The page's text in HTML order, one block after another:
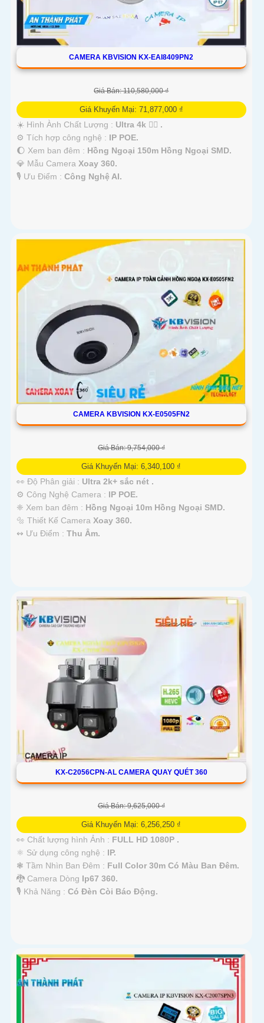
CAMERA KBVISION KX-EAI8409PN2
Giá Bán: 110,580,000 ₫
Giá Khuyến Mại: 71,877,000 ₫
☀️ Hình Ành Chất Lượng : Ultra 4k 👍🏾 .
⚙ Tích hợp công nghệ : IP POE.
🌔 Xem ban đêm : Hồng Ngoại 150m Hồng Ngoại SMD.
💎 Mẫu Camera Xoay 360.
️🎙 Ưu Điểm : Công Nghệ AI.
CAMERA KBVISION KX-E0505FN2
Giá Bán: 9,754,000 ₫
Giá Khuyến Mại: 6,340,100 ₫
👀 Độ Phân giải : Ultra 2k+ sắc nét .
⚙ Công Nghệ Camera : IP POE.
❈ Xem ban đêm : Hồng Ngoại 10m Hồng Ngoại SMD.
🔩 Thiết Kế Camera Xoay 360.
️↭ Ưu Điểm : Thu Âm.
KX-C2056CPN-AL CAMERA QUAY QUÉT 360
Giá Bán: 9,625,000 ₫
Giá Khuyến Mại: 6,256,250 ₫
👀 Chất lượng hình Ảnh : FULL HD 1080P .
⚛️ Sử dụng công nghệ : IP.
❃ Tầm Nhìn Ban Đêm : Full Color 30m Có Màu Ban Ðêm.
🐉️ Camera Dòng Ip67 360.
️🎙 Khả Năng : Có Ðèn Còi Báo Động.